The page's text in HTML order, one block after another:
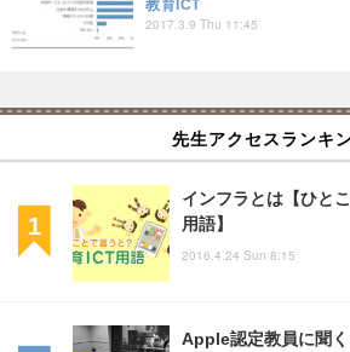
教育ICT
2017.3.9 Thu 11:45
先生アクセスランキ
インフラとは【ひと
用語】
2016.4.24 Sun 8:15
Apple認定教員に聞